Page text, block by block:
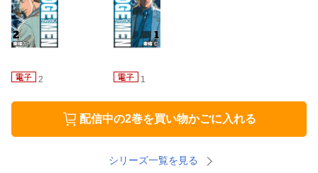
2 1
配信中の2巻を買い物かごに入れる
シリーズ一覧を見る